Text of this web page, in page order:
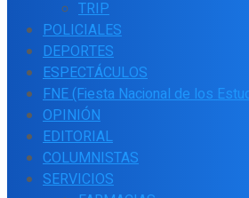
TRIP
POLICIALES
DEPORTES
ESPECTÁCULOS
FNE (Fiesta Nacional de los
OPINIÓN
EDITORIAL
COLUMNISTAS
SERVICIOS